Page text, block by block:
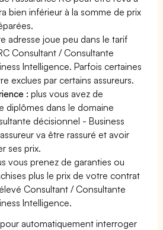
bien inférieur à la somme de prix
adresse joue peu dans le tarif
Consultant / Consultante
Intelligence. Parfois certaines
exclues par certains assureurs.
:plus vous avez de
diplômes dans le domaine
décisionnel - Business
va être rassuré et avoir
ses prix.
vous prenez de garanties ou
plus le prix de votre contrat
Consultant / Consultante
Intelligence.
automatiquement interroger